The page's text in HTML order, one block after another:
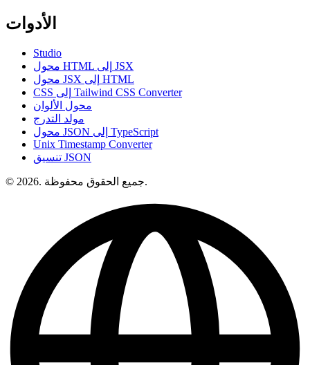
الأدوات
Studio
محول HTML إلى JSX
محول JSX إلى HTML
CSS إلى Tailwind CSS Converter
محول الألوان
مولد التدرج
محول JSON إلى TypeScript
Unix Timestamp Converter
تنسيق JSON
© 2026. جميع الحقوق محفوظة.